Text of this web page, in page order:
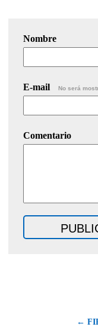
Nombre
E-mail No será
Comentario
←